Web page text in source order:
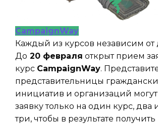
CampaignWay
Каждый из курсов независим от
До 20 февраля открыт прием
курс CampaignWay.
представительницы
инициатив и организаций могут
заявку только на один курс, два
три, чтобы в результате